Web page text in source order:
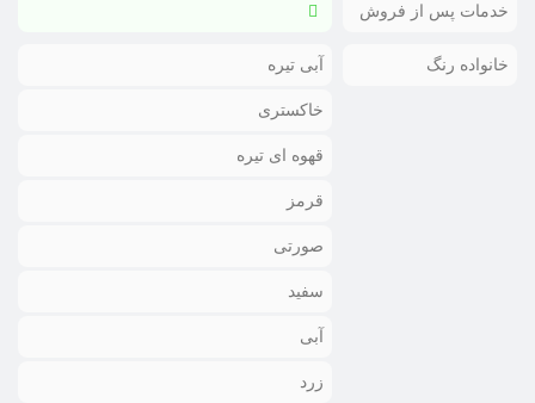
خدمات پس از فروش
خانواده رنگ آبی تیره
خاکستری
قهوه ای تیره
قرمز
صورتی
سفید
آبی
زرد